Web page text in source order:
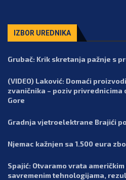
IZBOR UREDNIKA
Grubač: Krik skretanja pažnje s
(VIDEO) Laković: Domaći
zvaničnika – poziv privrednicima
Gore
Gradnja vjetroelektrane Brajići
Njemac kažnjen sa 1.500 eura
Spajić: Otvaramo vrata
savremenim tehnologijama,